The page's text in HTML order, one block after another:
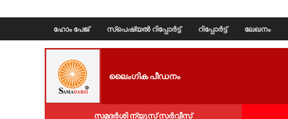
ഹോം പേജ് സ്പെഷ്യൽ റിപ്പോര്‍ട്ട് റിപ്പോര്‍ട്ട് ലേഖനം
ലൈംഗിക പീഡനം
സമദർശി ന്യൂസ് സർവീസ്